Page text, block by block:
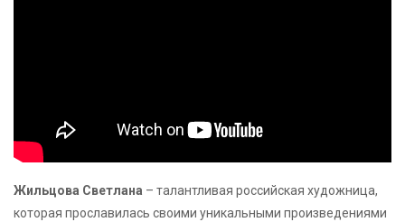
Жильцова Светлана – талантливая российская художница,
которая прославилась своими уникальными произведениями